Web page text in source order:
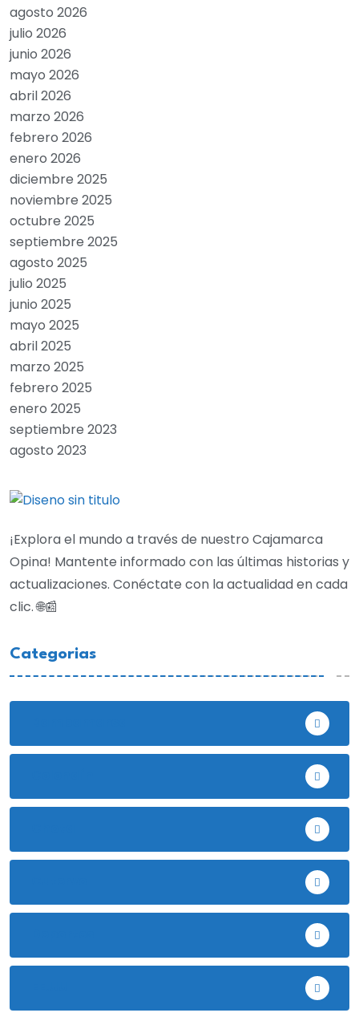
agosto 2026
julio 2026
junio 2026
mayo 2026
abril 2026
marzo 2026
febrero 2026
enero 2026
diciembre 2025
noviembre 2025
octubre 2025
septiembre 2025
agosto 2025
julio 2025
junio 2025
mayo 2025
abril 2025
marzo 2025
febrero 2025
enero 2025
septiembre 2023
agosto 2023
¡Explora el mundo a través de nuestro Cajamarca
Opina! Mantente informado con las últimas historias y
actualizaciones. Conéctate con la actualidad en cada
clic. 🌐📰
Categorias